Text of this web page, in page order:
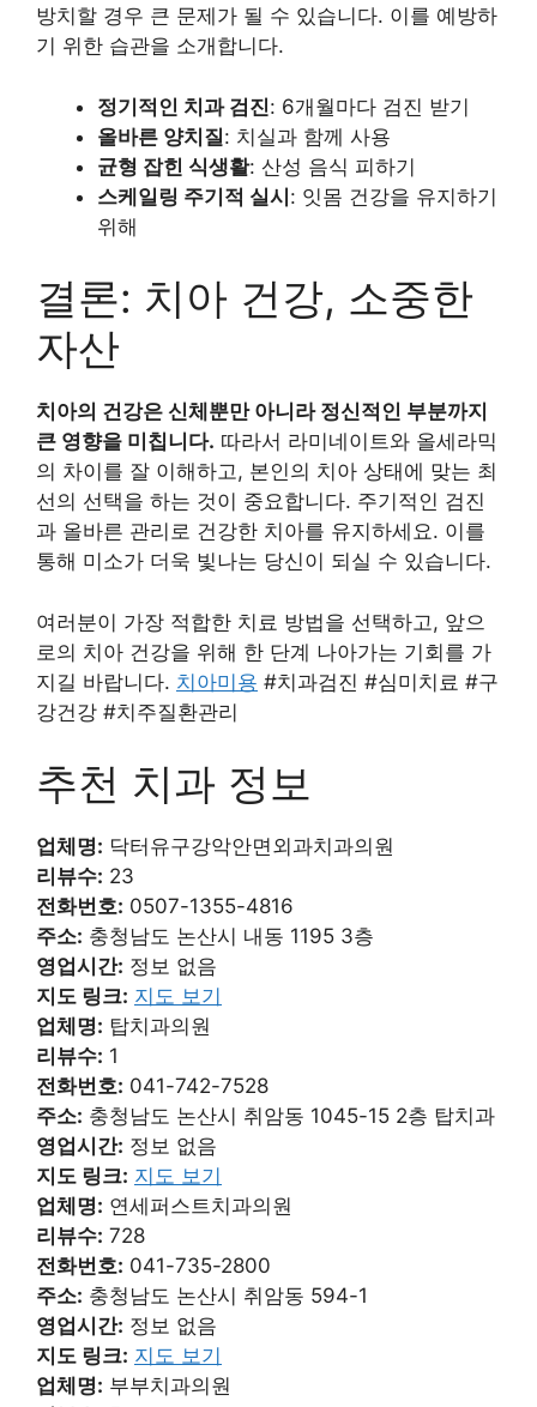
방치할 경우 큰 문제가 될 수 있습니다. 이를 예방하
기 위한 습관을 소개합니다.
정기적인 치과 검진: 6개월마다 검진 받기
올바른 양치질: 치실과 함께 사용
균형 잡힌 식생활: 산성 음식 피하기
스케일링 주기적 실시: 잇몸 건강을 유지하기
위해
결론: 치아 건강, 소중한
자산
치아의 건강은 신체뿐만 아니라 정신적인 부분까지
큰 영향을 미칩니다. 따라서 라미네이트와 올세라믹
의 차이를 잘 이해하고, 본인의 치아 상태에 맞는 최
선의 선택을 하는 것이 중요합니다. 주기적인 검진
과 올바른 관리로 건강한 치아를 유지하세요. 이를
통해 미소가 더욱 빛나는 당신이 되실 수 있습니다.
여러분이 가장 적합한 치료 방법을 선택하고, 앞으
로의 치아 건강을 위해 한 단계 나아가는 기회를 가
지길 바랍니다. 치아미용 #치과검진 #심미치료 #구
강건강 #치주질환관리
추천 치과 정보
업체명: 닥터유구강악안면외과치과의원
리뷰수: 23
전화번호: 0507-1355-4816
주소: 충청남도 논산시 내동 1195 3층
영업시간: 정보 없음
지도 링크: 지도 보기
업체명: 탑치과의원
리뷰수: 1
전화번호: 041-742-7528
주소: 충청남도 논산시 취암동 1045-15 2층 탑치과
영업시간: 정보 없음
지도 링크: 지도 보기
업체명: 연세퍼스트치과의원
리뷰수: 728
전화번호: 041-735-2800
주소: 충청남도 논산시 취암동 594-1
영업시간: 정보 없음
지도 링크: 지도 보기
업체명: 부부치과의원